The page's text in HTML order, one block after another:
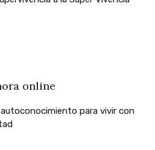
online
autoconocimiento para vivir con